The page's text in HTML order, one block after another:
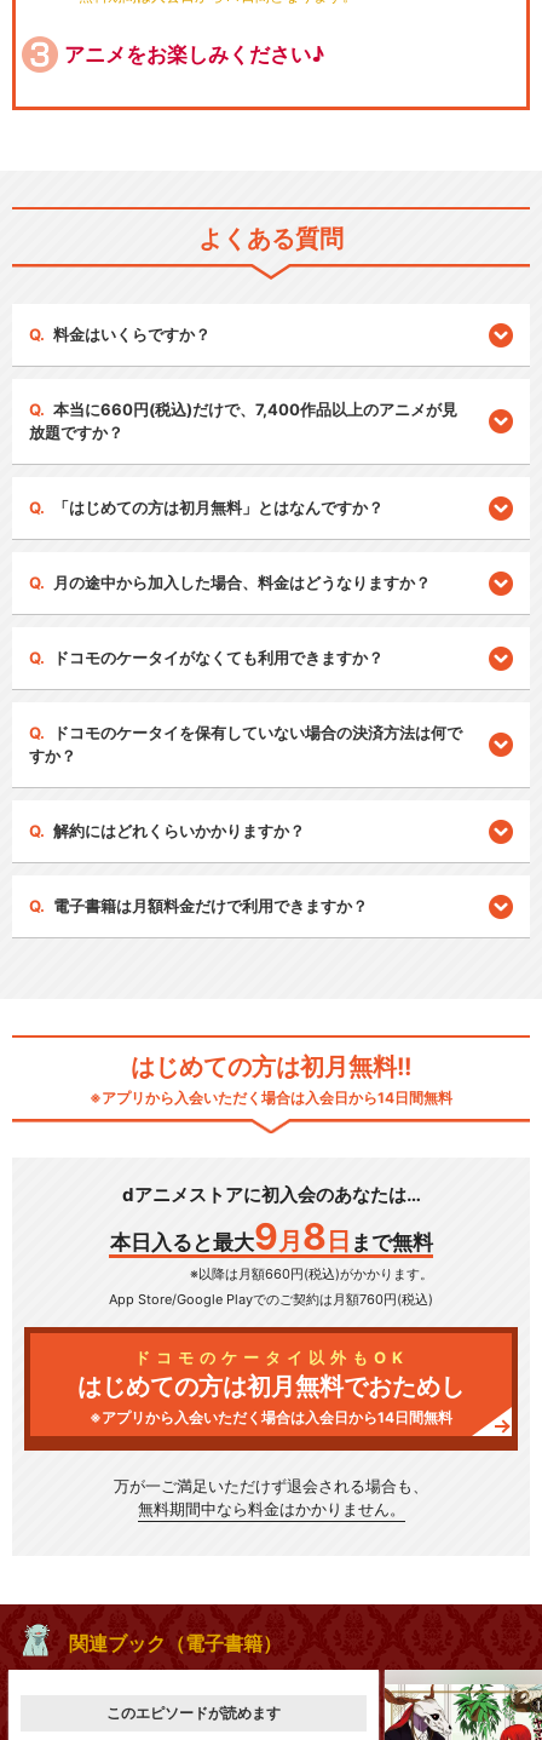
アニメをお楽しみください♪
よくある質問
料金はいくらですか？
本当に660円(税込)だけで、7,400作品以上のアニメが見
放題ですか？
「はじめての方は初月無料」とはなんですか？
月の途中から加入した場合、料金はどうなりますか？
ドコモのケータイがなくても利用できますか？
ドコモのケータイを保有していない場合の決済方法は何で
すか？
解約にはどれくらいかかりますか？
電子書籍は月額料金だけで利用できますか？
はじめての方は初月無料!!
※アプリから入会いただく場合は入会日から14日間無料
dアニメストアに初入会のあなたは…
本日入ると最大9 月 8 日 まで無料
※以降は月額660円(税込)がかかります。
App Store/Google Playでのご契約は月額760円(税込)
ドコモのケータイ以外もOK
はじめての方は初月無料でおためし
※アプリから入会いただく場合は入会日から14日間無料
万が一ご満足いただけず退会される場合も、
無料期間中なら料金はかかりません。
関連ブック（電子書籍）
このエピソードが読めます